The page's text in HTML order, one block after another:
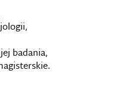
badania,